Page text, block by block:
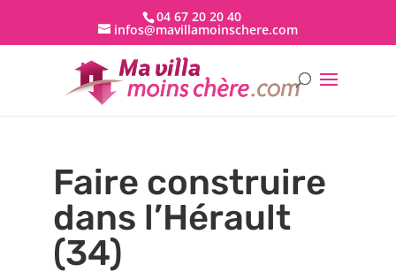
04 67 20 20 40
infos@mavillamoinschere.com
Faire construire
dans l’Hérault
(34)